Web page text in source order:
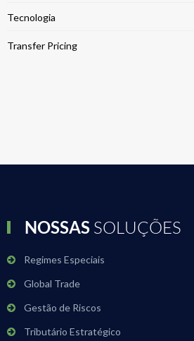
Tecnologia
Transfer Pricing
NOSSAS SOLUÇÕES
Regimes Especiais
Global Trade
Gestão de Riscos
Tributário Estratégico